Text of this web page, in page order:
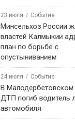
23 июля Событие
Минсельхоз России
властей Калмыкии
план по борьбе с
опустыниванием
24 июля Событие
В Малодербетовском
ДТП погиб водитель
автомобиля